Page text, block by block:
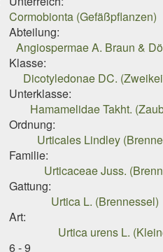
Cormobionta (Gefäßpflanzen)
Abteilung:
Angiospermae A. Braun &
Klasse:
Dicotyledonae DC.
Unterklasse:
Hamamelidae Takht.
Ordnung:
Urticales Lindley
Familie:
Urticaceae Juss.
Gattung:
Urtica L. (Brennessel)
Art:
Urtica urens L.
6 - 9